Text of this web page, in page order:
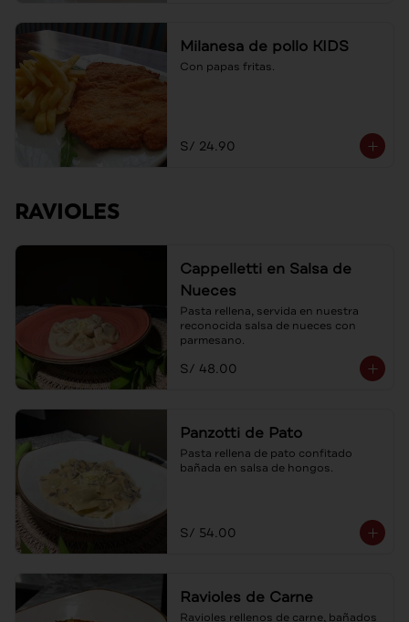
Milanesa de pollo KIDS
Con papas fritas.
S/ 24.90
RAVIOLES
Cappelletti en Salsa de
Nueces
Pasta rellena, servida en nuestra
reconocida salsa de nueces con
parmesano.
S/ 48.00
Panzotti de Pato
Pasta rellena de pato confitado
bañada en salsa de hongos.
S/ 54.00
Ravioles de Carne
Ravioles rellenos de carne, bañados